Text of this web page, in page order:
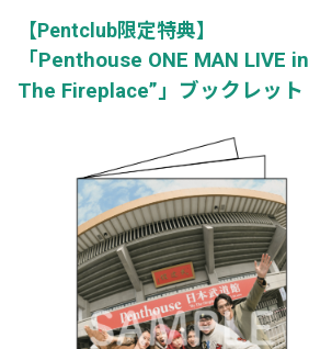
【Pentclub限定特典】
「 Penthouse ONE MAN LIVE in
The Fireplace” 」ブックレット